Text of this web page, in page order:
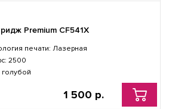
Premium CF541X
печати: Лазерная
2500
голубой
1 500 р.